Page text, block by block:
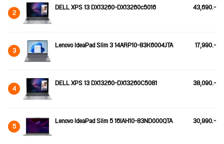
2 DELL XPS 13 DX13260-DX13260c5016 43,690.-
3 Lenovo IdeaPad Slim 3 14ARP10-83K6004JTA 17,990.-
4 DELL XPS 13 DX13260-DX13260C5081 38,090.-
5 Lenovo IdeaPad Slim 5 16IAH10-83ND000QTA 30,990.-